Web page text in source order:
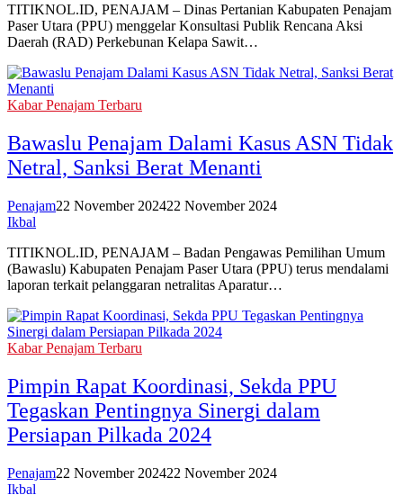
TITIKNOL.ID, PENAJAM – Dinas Pertanian Kabupaten Penajam
Paser Utara (PPU) menggelar Konsultasi Publik Rencana Aksi
Daerah (RAD) Perkebunan Kelapa Sawit…
Kabar Penajam Terbaru
Bawaslu Penajam Dalami Kasus ASN Tidak
Netral, Sanksi Berat Menanti
Penajam22 November 202422 November 2024
Ikbal
TITIKNOL.ID, PENAJAM – Badan Pengawas Pemilihan Umum
(Bawaslu) Kabupaten Penajam Paser Utara (PPU) terus mendalami
laporan terkait pelanggaran netralitas Aparatur…
Kabar Penajam Terbaru
Pimpin Rapat Koordinasi, Sekda PPU
Tegaskan Pentingnya Sinergi dalam
Persiapan Pilkada 2024
Penajam22 November 202422 November 2024
Ikbal